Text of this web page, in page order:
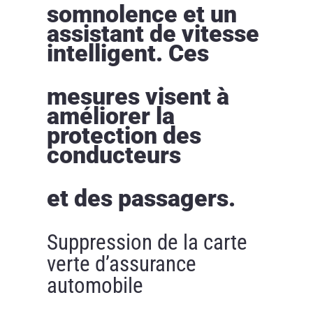
somnolence et un
assistant de vitesse
intelligent. Ces
mesures visent à
améliorer la
protection des
conducteurs
et des passagers.
Suppression de la carte
verte d’assurance
automobile